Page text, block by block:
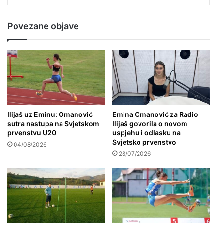
Povezane objave
Ilijaš uz Eminu: Omanović
sutra nastupa na Svjetskom
prvenstvu U20
04/08/2026
Emina Omanović za Radio
Ilijaš govorila o novom
uspjehu i odlasku na
Svjetsko prvenstvo
28/07/2026